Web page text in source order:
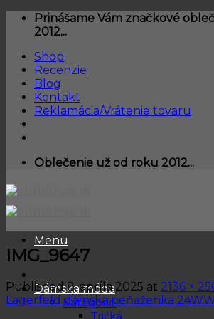
Skip
Prinášame Vám značkové
2012...
Shop
Recenzie
Blog
Kontakt
Reklamácia/Vrátenie tovaru
Oblečenie už od roku 2012...
Menu
Dámska móda
Kategórie
Tričká
IMG_9647
Published8. apríla 2025 at 2136 ×
Lagerfeld dámska peňaženka